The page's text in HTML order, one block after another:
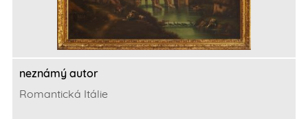
neznámý autor
Romantická Itálie